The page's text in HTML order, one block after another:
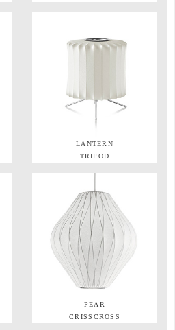
LANTERN
TRIPOD
PEAR
CRISSCROSS